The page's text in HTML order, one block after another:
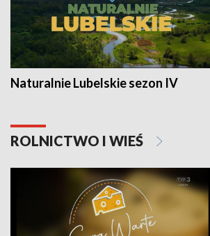
Naturalnie Lubelskie sezon IV
ROLNICTWO I WIEŚ